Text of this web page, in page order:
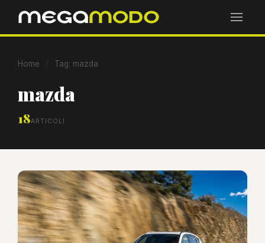
Home Tag: mazda
mazda
18ARTICOLI